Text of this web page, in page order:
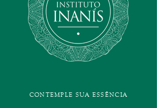
CONTEMPLE SUA ESSÊNCIA